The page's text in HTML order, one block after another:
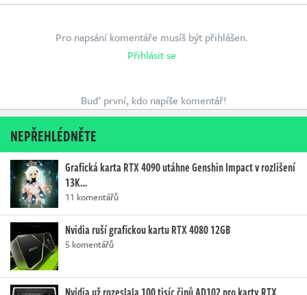
Pro napsání komentáře musíš být přihlášen.
Přihlásit se
Buď první, kdo napíše komentář!
NEPŘEHLÉDNĚTE
Grafická karta RTX 4090 utáhne Genshin Impact v rozlišení
13K…
11 komentářů
Nvidia ruší grafickou kartu RTX 4080 12GB
5 komentářů